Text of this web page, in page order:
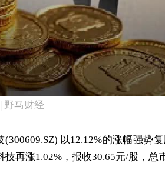
野马财经
以12.12%的涨幅强势
再涨1.02%，报收30.65元/股，总